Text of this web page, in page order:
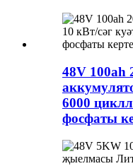
48V 100ah
6000
фосфаты